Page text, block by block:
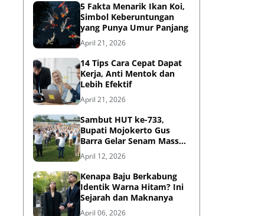
5 Fakta Menarik Ikan Koi,
Simbol Keberuntungan
yang Punya Umur Panjang
April 21, 2026
14 Tips Cara Cepat Dapat
Kerja, Anti Mentok dan
Lebih Efektif
April 21, 2026
Sambut HUT ke-733,
Bupati Mojokerto Gus
Barra Gelar Senam Massal
di Stadion Gajah Mada
April 12, 2026
Kenapa Baju Berkabung
Identik Warna Hitam? Ini
Sejarah dan Maknanya
April 06, 2026